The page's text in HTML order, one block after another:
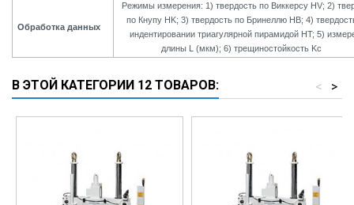
Обработка данных
Режимы измерения: 1) твердость по Виккерсу HV; 2)
по Кнупу HK; 3) твердость по Бринеллю HB; 4)
индентировании триагулярной пирамидой HT; 5)
длины L (мкм); 6) трещиностойкость Kc
В ЭТОЙ КАТЕГОРИИ 12 ТОВАРОВ: >
<